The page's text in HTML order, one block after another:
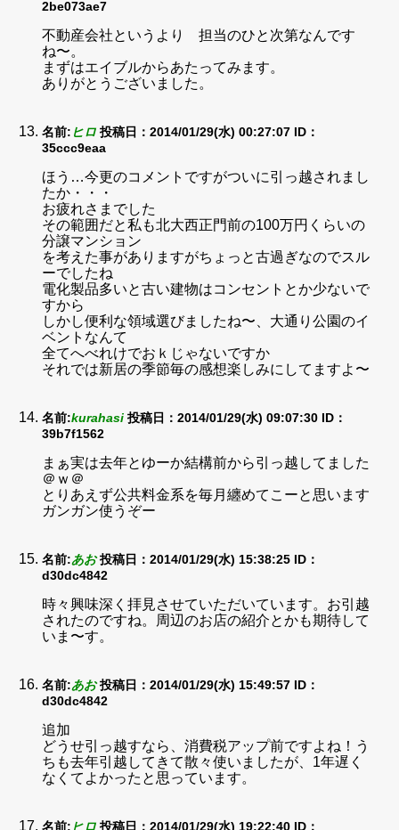
2be073ae7
不動産会社というより 担当のひと次第なんです
ね〜。
まずはエイブルからあたってみます。
ありがとうございました。
名前: ヒロ 投稿日：2014/01/29(水) 00:27:07 ID：
35ccc9eaa
ほう…今更のコメントですがついに引っ越されまし
たか・・・
お疲れさまでした
その範囲だと私も北大西正門前の100万円くらいの
分譲マンション
を考えた事がありますがちょっと古過ぎなのでスル
ーでしたね
電化製品多いと古い建物はコンセントとか少ないで
すから
しかし便利な領域選びましたね〜、大通り公園のイ
ベントなんて
全てへべれけでおｋじゃないですか
それでは新居の季節毎の感想楽しみにしてますよ〜
名前:kurahasi 投稿日：2014/01/29(水) 09:07:30 ID：
39b7f1562
まぁ実は去年とゆーか結構前から引っ越してました
＠ｗ＠
とりあえず公共料金系を毎月纏めてこーと思います
ガンガン使うぞー
名前:あお 投稿日：2014/01/29(水) 15:38:25 ID：
d30dc4842
時々興味深く拝見させていただいています。お引越
されたのですね。周辺のお店の紹介とかも期待して
いま〜す。
名前:あお 投稿日：2014/01/29(水) 15:49:57 ID：
d30dc4842
追加
どうせ引っ越すなら、消費税アップ前ですよね！う
ちも去年引越してきて散々使いましたが、1年遅く
なくてよかったと思っています。
名前: ヒロ 投稿日：2014/01/29(水) 19:22:40 ID：